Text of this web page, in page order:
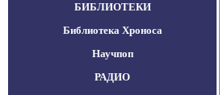
БИБЛИОТЕКИ
Библиотека Хроноса
Научпоп
РАДИО